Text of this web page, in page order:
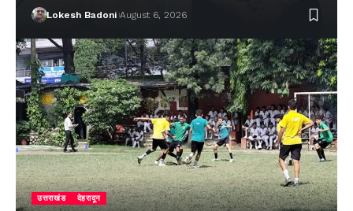
Lokesh Badoni August 6, 2026
उत्तराखंड देहरादून